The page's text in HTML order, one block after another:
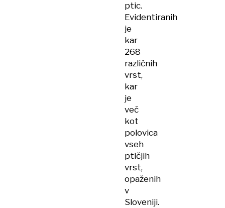
ptic.
Evidentiranih
je
kar
268
različnih
vrst,
kar
je
več
kot
polovica
vseh
ptičjih
vrst,
opaženih
v
Sloveniji.